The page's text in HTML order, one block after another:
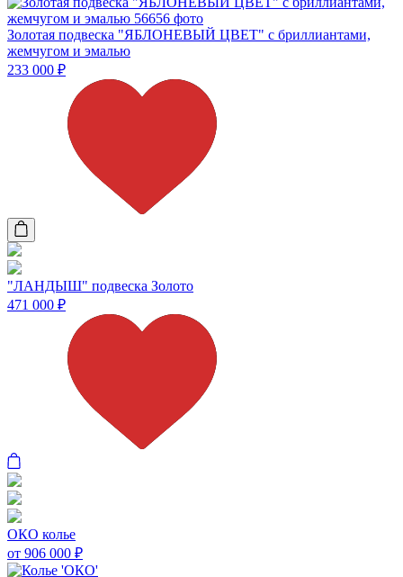
Золотая подвеска "ЯБЛОНЕВЫЙ ЦВЕТ" с бриллиантами,
жемчугом и эмалью
233 000 ₽
"ЛАНДЫШ" подвеска Золото
471 000 ₽
ОКО колье
от 906 000 ₽